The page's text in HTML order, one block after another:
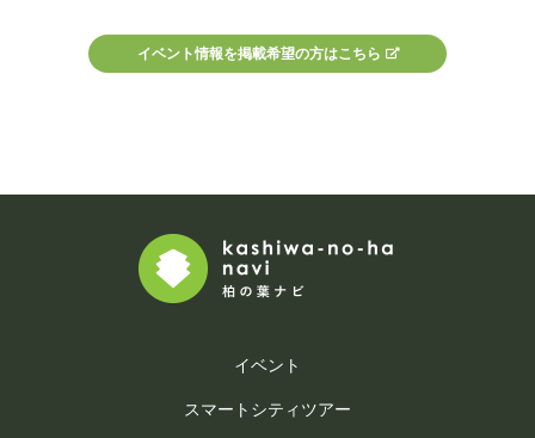
イベント情報を掲載希望の方はこちら
イベント
スマートシティツアー